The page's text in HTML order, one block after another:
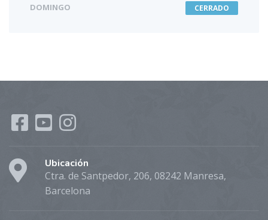
DOMINGO CERRADO
Ubicación
Ctra. de Santpedor, 206, 08242 Manresa,
Barcelona